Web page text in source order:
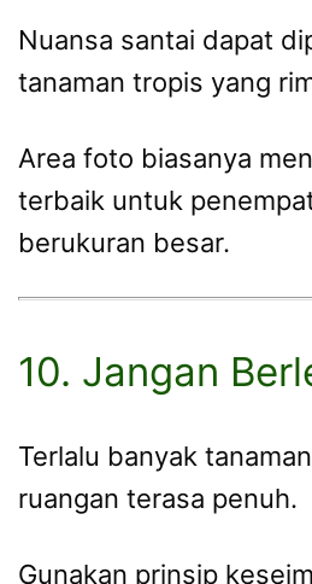
Nuansa santai dapat
tanaman tropis yang
Area foto biasanya
terbaik untuk
berukuran besar.
10. Jangan
Terlalu banyak
ruangan terasa penuh.
Gunakan prinsip